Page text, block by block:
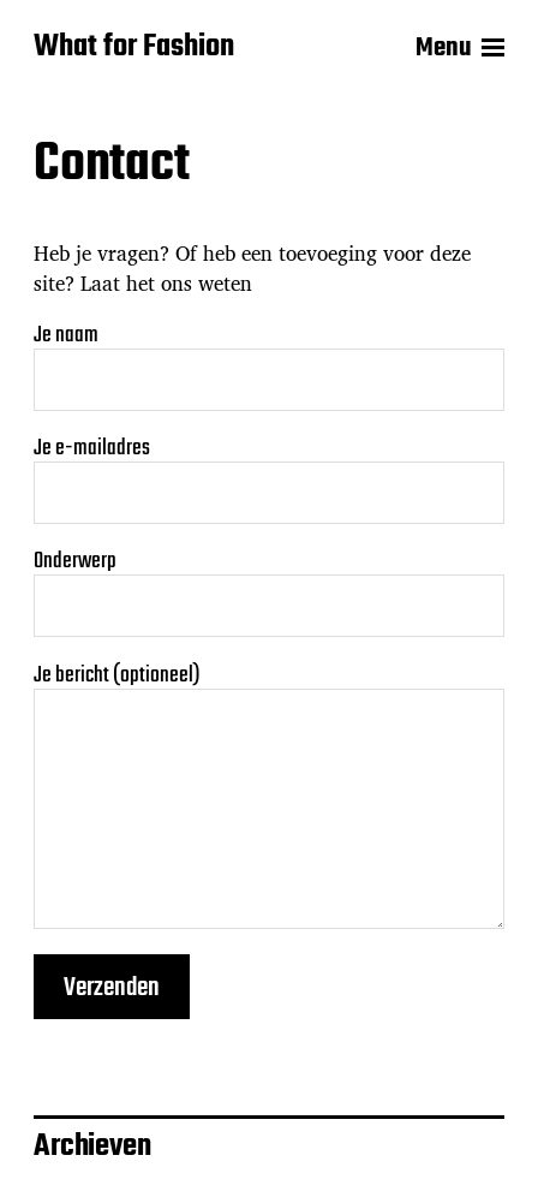
What for Fashion Menu
Contact
Heb je vragen? Of heb een toevoeging voor deze
site? Laat het ons weten
Je naam
Je e-mailadres
Onderwerp
Je bericht (optioneel)
Archieven